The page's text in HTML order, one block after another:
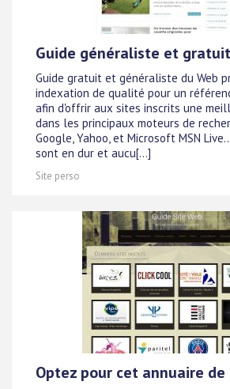
Guide généraliste et
Guide gratuit et généraliste du Web
indexation de qualité pour un
afin d'offrir aux sites inscrits une
dans les principaux moteurs de
Google, Yahoo, et Microsoft MSN
sont en dur et aucu[...]
Site perso
Optez pour cet annuaire